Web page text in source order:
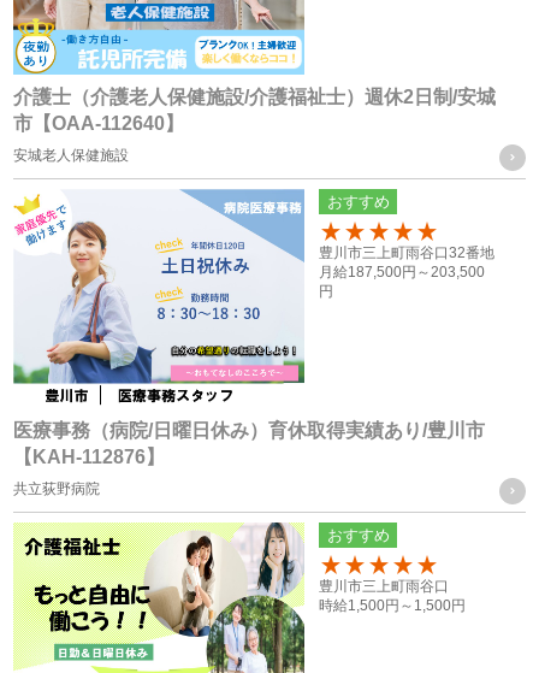
お取引様に関する個人情報
・当社グループ会社におけるサービスの提供、ご連絡、各種
打ち合わせのため
・各種お問合せ及びご要望事項への対応の為
共同利用する個人情報の取得方法
従業員や登録スタッフの方の個人情報
・入社時又は登録時にお預かりした履歴書や入社手続きに必
要なその他の書類、お問い合わせフォーム、メール、口頭
（電話等）、その他書面による取得
応募者の方への個人情報
・採用応募時に取得した履歴書、お問い合せフォーム、エン
トリーフォーム、口頭（電話等）による取得
・就職斡旋サイトや人材紹介会社からの通知による取得
お取引様の個人情報
・お問い合せフォーム、求人依頼フォーム、口頭（電話等）
またはFAXによる取得
介護士（介護老人保健施設/介護福祉士）週休2日制/安城
市【OAA-112640】
安城老人保健施設
医療事務（病院/日曜日休み）育休取得実績あり/豊川市
【KAH-112876】
共立荻野病院
おすすめ
100
豊川市三上町雨谷口32番地
月給187,500円～ 203,500
円
おすすめ
100
豊川市三上町雨谷口
時給1,500円～ 1,500円